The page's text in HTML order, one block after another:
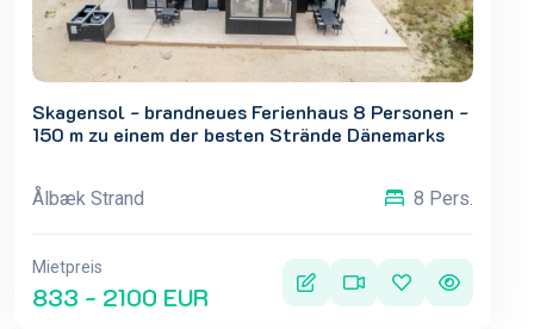
Skagensol - brandneues Ferienhaus 8 Personen -
150 m zu einem der besten Strände Dänemarks
Ålbæk Strand 8 Pers.
Mietpreis
833 - 2100 EUR